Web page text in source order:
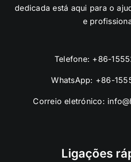
dedicada está aqui para o
e
Telefone: +86-
WhatsApp: +86-
Correio eletrónico:
Ligações